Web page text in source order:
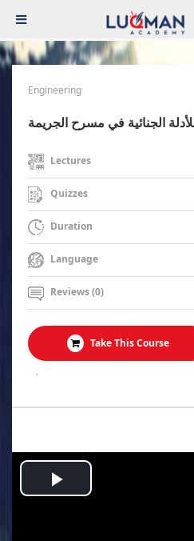
Engineering
للأدلة الجنائية في مسرح الجريمة
Lectures
Quizzes
Duration
Language
Reviews (0)
Take This Course
.
Play